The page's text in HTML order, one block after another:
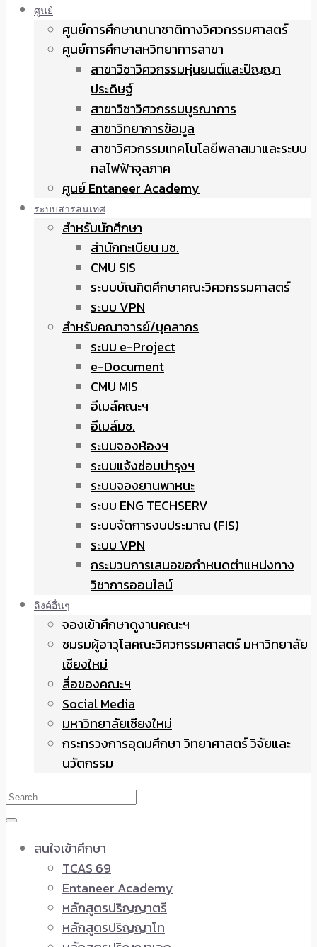
ศูนย์
ศูนย์การศึกษานานาชาติทางวิศวกรรมศาสตร์
ศูนย์การศึกษาสหวิทยาการสาขา
สาขาวิชาวิศวกรรมหุ่นยนต์และปัญญา
ประดิษฐ์
สาขาวิชาวิศวกรรมบูรณาการ
สาขาวิทยาการข้อมูล
สาขาวิศวกรรมเทคโนโลยีพลาสมาและระบบ
กลไฟฟ้าจุลภาค
ศูนย์ Entaneer Academy
ระบบสารสนเทศ
สำหรับนักศึกษา
สำนักทะเบียน มช.
CMU SIS
ระบบบัณฑิตศึกษาคณะวิศวกรรมศาสตร์
ระบบ VPN
สำหรับคณาจารย์/บุคลากร
ระบบ e-Project
e-Document
CMU MIS
อีเมล์คณะฯ
อีเมล์มช.
ระบบจองห้องฯ
ระบบแจ้งซ่อมบำรุงฯ
ระบบจองยานพาหนะ
ระบบ ENG TECHSERV
ระบบจัดการงบประมาณ (FIS)
ระบบ VPN
กระบวนการเสนอขอกำหนดตำแหน่งทาง
วิชาการออนไลน์
ลิงค์อื่นๆ
จองเข้าศึกษาดูงานคณะฯ
ชมรมผู้อาวุโสคณะวิศวกรรมศาสตร์ มหาวิทยาลัย
เชียงใหม่
สื่อของคณะฯ
Social Media
มหาวิทยาลัยเชียงใหม่
กระทรวงการอุดมศึกษา วิทยาศาสตร์ วิจัยและ
นวัตกรรม
สนใจเข้าศึกษา
TCAS 69
Entaneer Academy
หลักสูตรปริญญาตรี
หลักสูตรปริญญาโท